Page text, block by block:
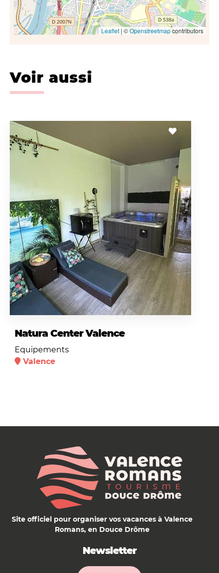
Leaflet| ©Openstreetmapcontributors
Voir aussi
Natura Center Valence
Equipements
Valence
Site officiel pour organiser vos vacances à Valence
Romans, en Douce Drôme
Newsletter